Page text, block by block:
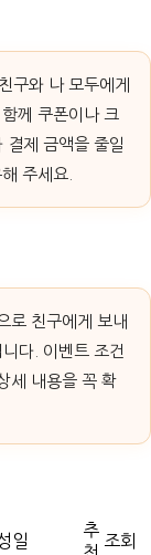
구와 나 모두에게
께 쿠폰이나 크
결제 금액을 줄일
주세요.
로 친구에게 보내
다. 이벤트 조건
세 내용을 꼭 확
일
추
조회